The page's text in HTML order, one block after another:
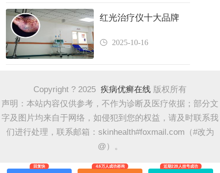
红光治疗仪十大品牌
2025-10-16
Copyright ? 2025 疾病优癣在线 版权所有
声明：本站内容仅供参考，不作为诊断及医疗依据；部分文
字及图片均来自于网络，如侵犯到您的权益，请及时联系我
们进行处理，联系邮箱：skinhealth#foxmail.com（#改为
@）。
回复快 4.6万人成功咨询 近期228人挂号成功